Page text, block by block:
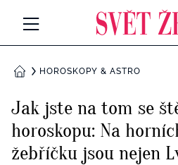
Všechny kategorie
Rozhovory
RETROHUBKY
DOMŮHOROSKOPY & ASTRO
Jak jste na tom se
horoskopu: Na
žebříčku jsou nejen